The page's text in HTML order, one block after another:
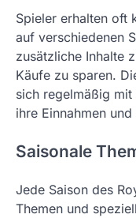
Spieler erhalten oft
auf verschiedenen
zusätzliche Inhalte
Käufe zu sparen.
sich regelmäßig
ihre Einnahmen
Saisonale
Jede Saison des
Themen und